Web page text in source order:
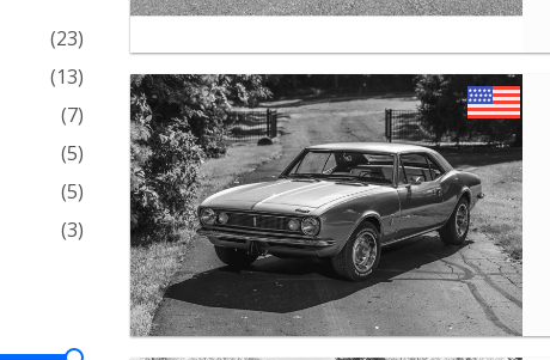
(23)
(13)
(7)
(5)
(5)
(3)